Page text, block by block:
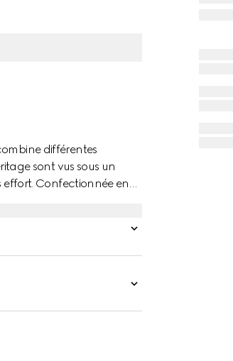
différentes
sont vus sous un
effort. Confectionnée en